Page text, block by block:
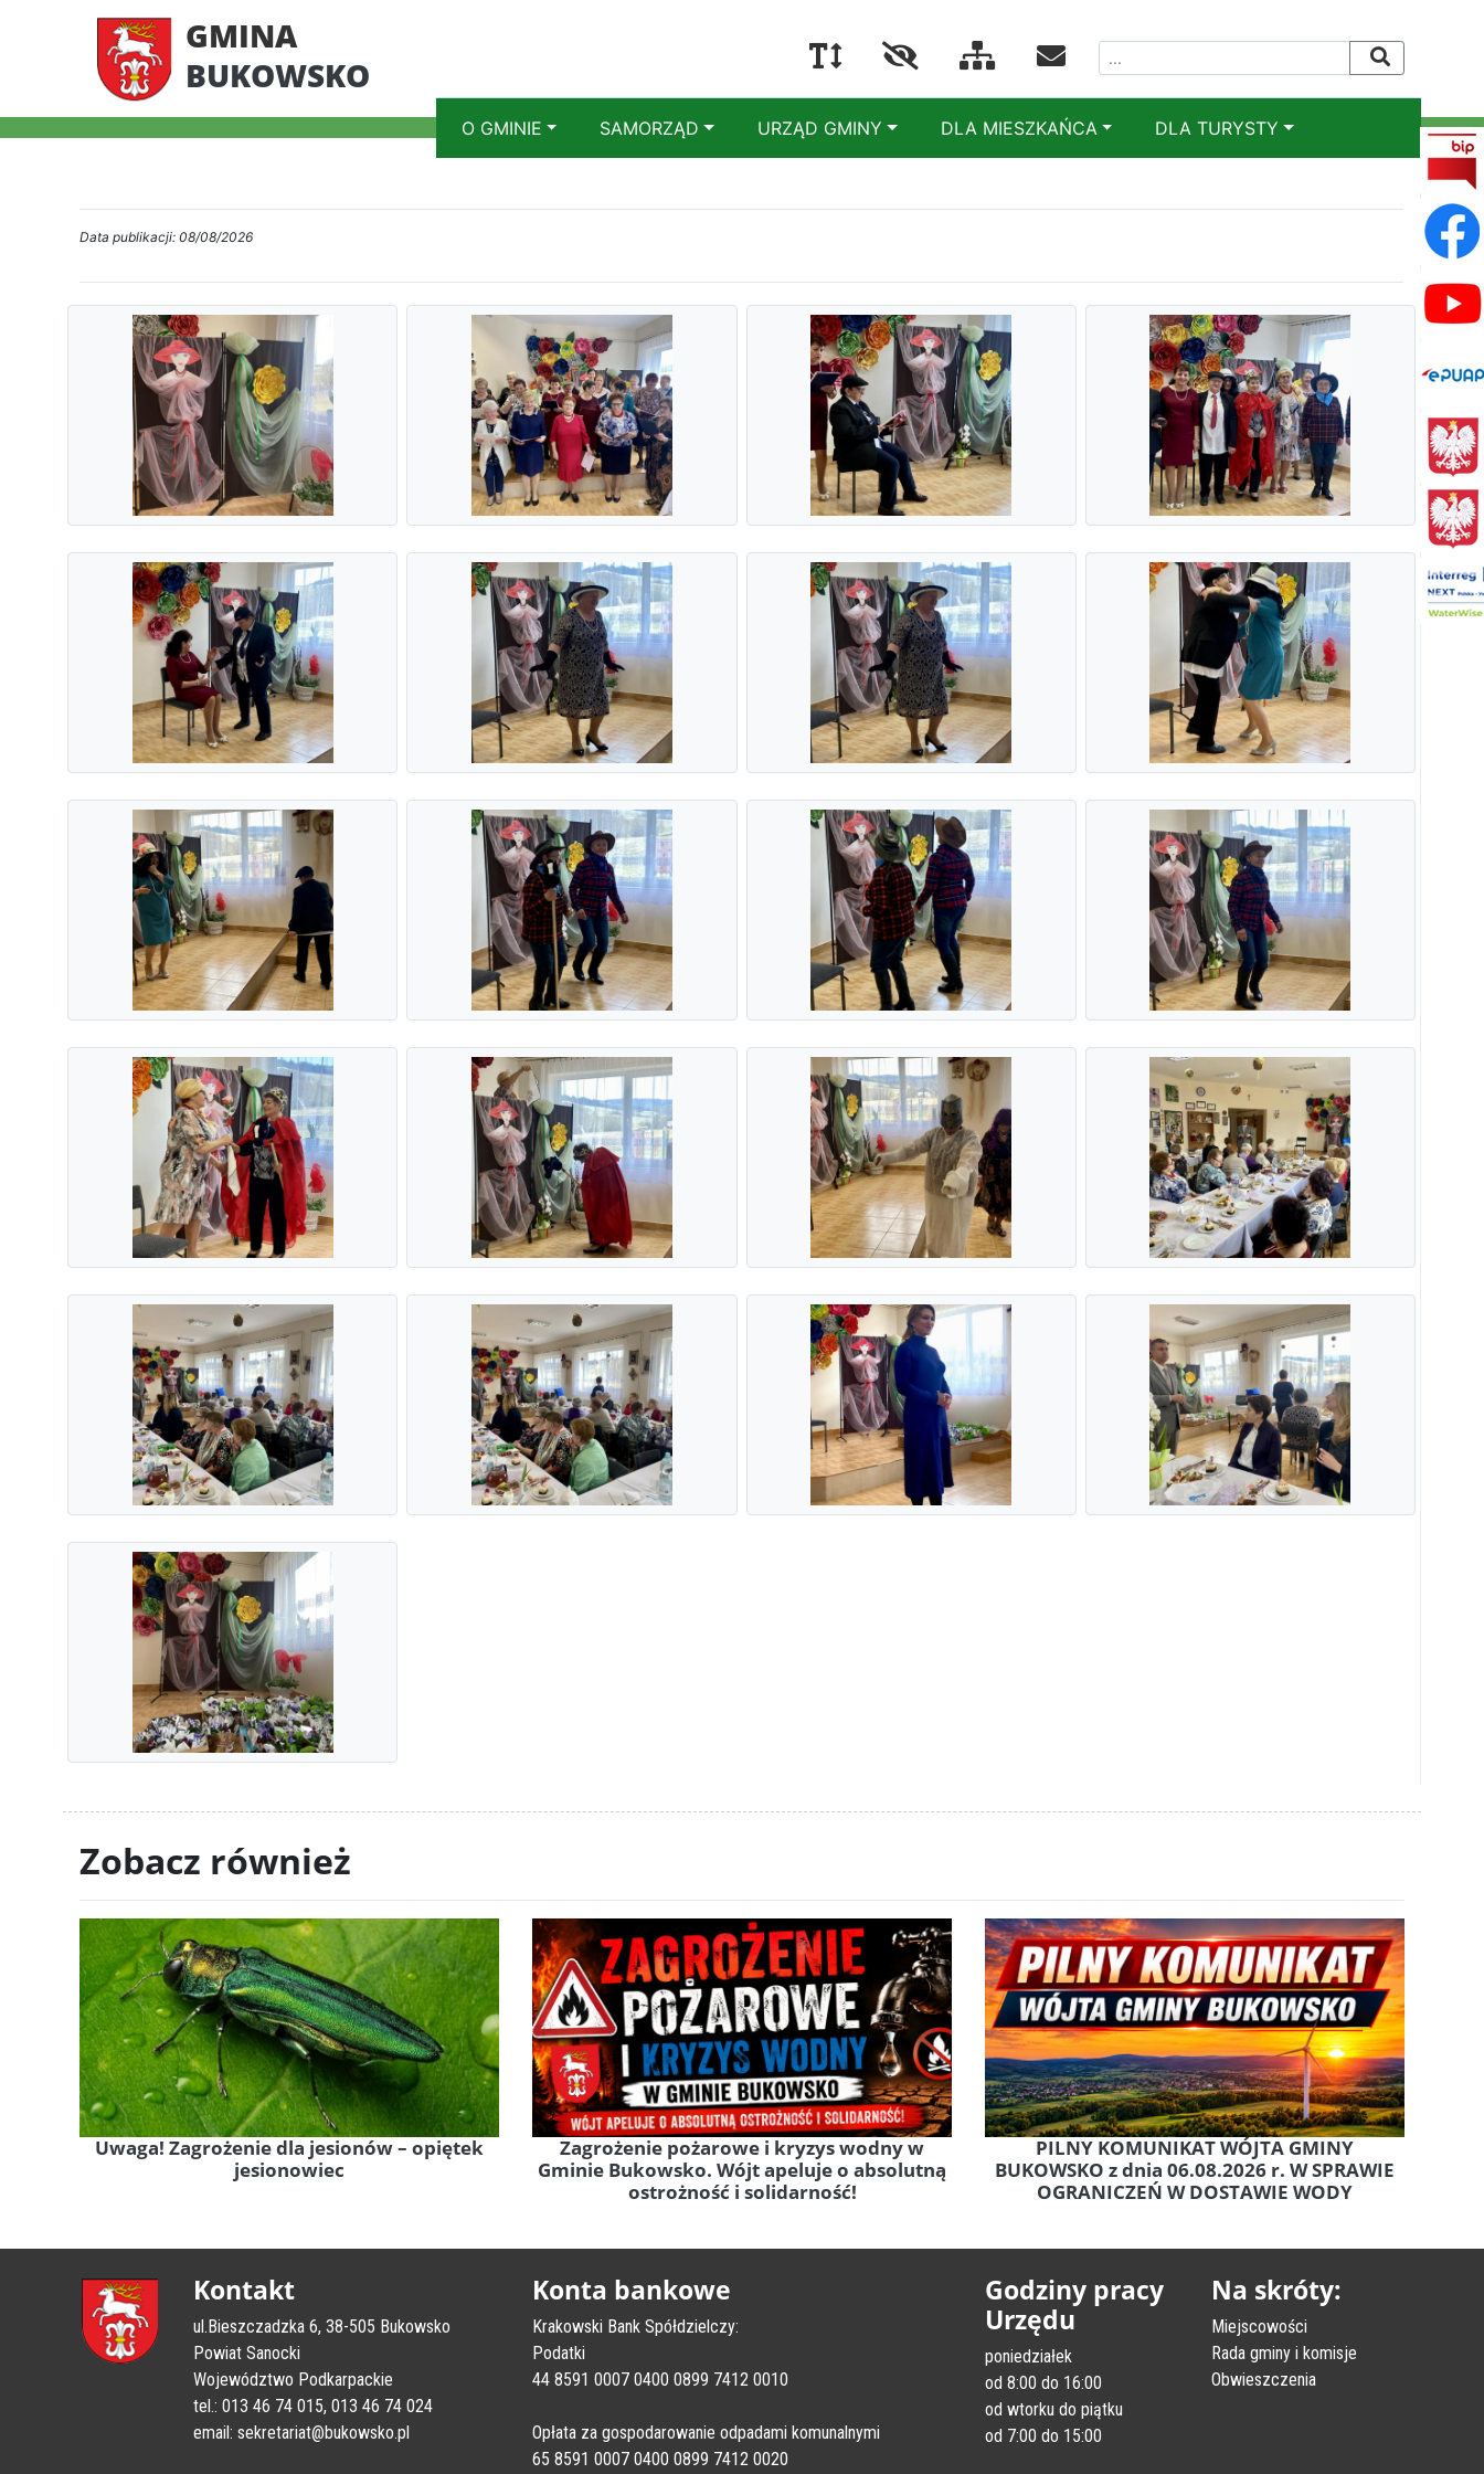
GMINA
BUKOWSKO
O GMINIE SAMORZĄD URZĄD GMINY DLA MIESZKAŃCA DLA TURYSTY
Data publikacji: 08/08/2026
Zobacz również
Uwaga! Zagrożenie dla jesionów – opiętek
jesionowiec
Zagrożenie pożarowe i kryzys wodny w
Gminie Bukowsko. Wójt apeluje o absolutną
ostrożność i solidarność!
PILNY KOMUNIKAT WÓJTA GMINY
BUKOWSKO z dnia 06.08.2026 r. W SPRAWIE
OGRANICZEŃ W DOSTAWIE WODY
Kontakt
ul.Bieszczadzka 6, 38-505 Bukowsko
Powiat Sanocki
Województwo Podkarpackie
tel.: 013 46 74 015, 013 46 74 024
email: sekretariat@bukowsko.pl
Konta bankowe
Krakowski Bank Spółdzielczy:
Podatki
44 8591 0007 0400 0899 7412 0010
Opłata za gospodarowanie odpadami komunalnymi
65 8591 0007 0400 0899 7412 0020
Godziny pracy
Urzędu
poniedziałek
od 8:00 do 16:00
od wtorku do piątku
od 7:00 do 15:00
Na skróty:
Miejscowości
Rada gminy i komisje
Obwieszczenia